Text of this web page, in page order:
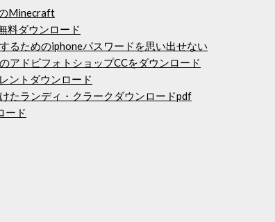
Minecraft
料ダウンロード
るためのiphoneパスワードを思い出せない
アドビフォトショップCCをダウンロード
ントダウンロード
たランディ・クラークダウンロードpdf
ード